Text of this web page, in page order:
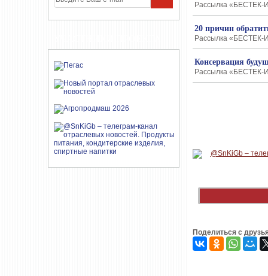
Рассылка «БЕСТЕК-
20 причин
Рассылка «БЕСТЕК-
Консервация
Рассылка «БЕСТЕК-
Поделиться с